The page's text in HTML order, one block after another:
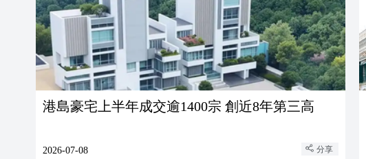
港島豪宅上半年成交逾1400宗 創近8年第三高
2026-07-08 分享